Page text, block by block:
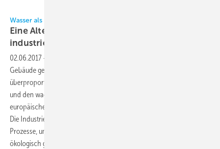
Wasser als Kältemittel mit bis zu 80 Prozent Energieeinsparung
Eine Alternative für die
industrielleProzesskühlung
02.06.2017 -
Gebäude gekühlt bzw. klimatisiert. Der globale Kältebedarf wächst
überproportional. Um die daraus entstehenden Umweltbelastungen
und den wachsenden Strombedarf zu begrenzen, reagieren die
europäischen Behörden mit zunehmend verschärften Verordnungen.
Die Industrie braucht Alternativen zur Kühlung ihrer industriellen
Prozesse, um diesen Herausforderungen langfristig ökonomisch und
ökologisch gerecht zu